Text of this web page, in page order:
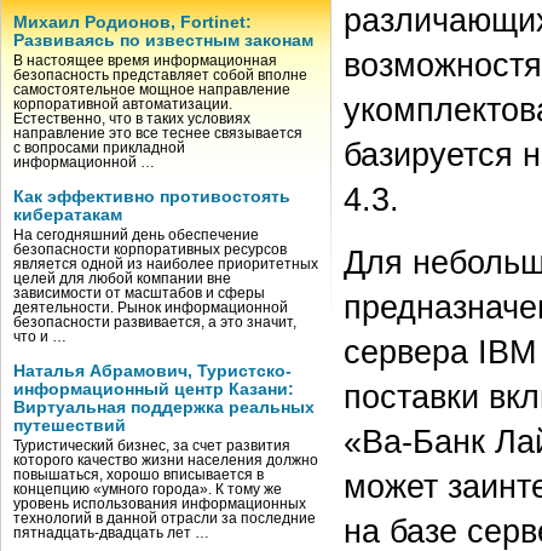
Михаил Родионов, Fortinet:
Развиваясь по известным законам
В настоящее время информационная
безопасность представляет собой вполне
самостоятельное мощное направление
корпоративной автоматизации.
Естественно, что в таких условиях
направление это все теснее связывается
с вопросами прикладной
информационной …
Как эффективно противостоять
кибератакам
На сегодняшний день обеспечение
безопасности корпоративных ресурсов
является одной из наиболее приоритетных
целей для любой компании вне
зависимости от масштабов и сферы
деятельности. Рынок информационной
безопасности развивается, а это значит,
что и …
Наталья Абрамович, Туристско-
информационный центр Казани:
Виртуальная поддержка реальных
путешествий
Туристический бизнес, за счет развития
которого качество жизни населения должно
повышаться, хорошо вписывается в
концепцию «умного города». К тому же
уровень использования информационных
технологий в данной отрасли за последние
пятнадцать-двадцать лет …
базируется
4.3.
Для
сервера
поставки
«Ва-Банк
может
на базе